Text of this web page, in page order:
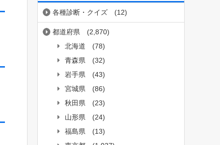
各種診断・クイズ (12)
都道府県
(2,870)
北海道
(78)
青森県
(32)
岩手県
(43)
宮城県
(86)
秋田県
(23)
山形県
(24)
福島県
(13)